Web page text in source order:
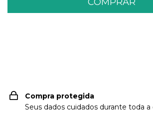
Compra protegida
Seus dados cuidados durante toda a